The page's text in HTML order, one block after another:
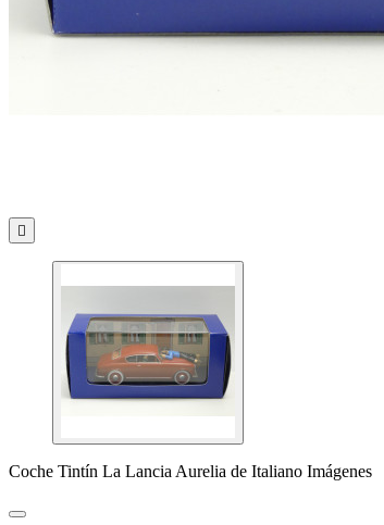

Coche Tintín La Lancia Aurelia de Italiano Imágenes